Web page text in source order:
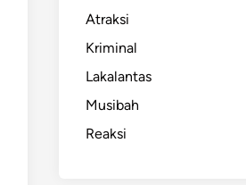
Atraksi
Kriminal
Lakalantas
Musibah
Reaksi